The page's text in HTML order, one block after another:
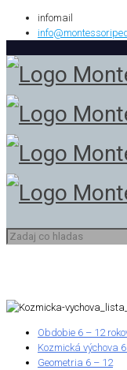
infomail
Obdobie 6 – 12
Kozmická výchova
Geometria 6 – 12